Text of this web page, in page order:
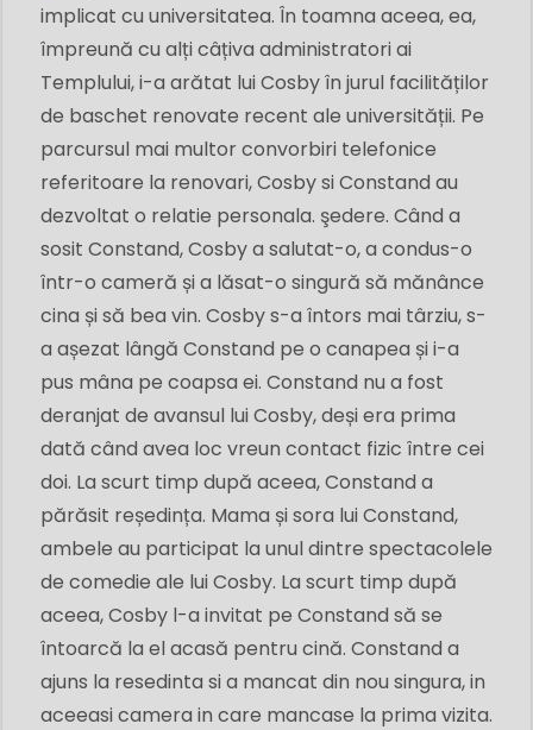
implicat cu universitatea. În toamna aceea, ea,
împreună cu alți câțiva administratori ai
Templului, i-a arătat lui Cosby în jurul facilităților
de baschet renovate recent ale universității. Pe
parcursul mai multor convorbiri telefonice
referitoare la renovari, Cosby si Constand au
dezvoltat o relatie personala. şedere. Când a
sosit Constand, Cosby a salutat-o, a condus-o
într-o cameră și a lăsat-o singură să mănânce
cina și să bea vin. Cosby s-a întors mai târziu, s-
a așezat lângă Constand pe o canapea și i-a
pus mâna pe coapsa ei. Constand nu a fost
deranjat de avansul lui Cosby, deși era prima
dată când avea loc vreun contact fizic între cei
doi. La scurt timp după aceea, Constand a
părăsit reședința. Mama și sora lui Constand,
ambele au participat la unul dintre spectacolele
de comedie ale lui Cosby. La scurt timp după
aceea, Cosby l-a invitat pe Constand să se
întoarcă la el acasă pentru cină. Constand a
ajuns la resedinta si a mancat din nou singura, in
aceeasi camera in care mancase la prima vizita.